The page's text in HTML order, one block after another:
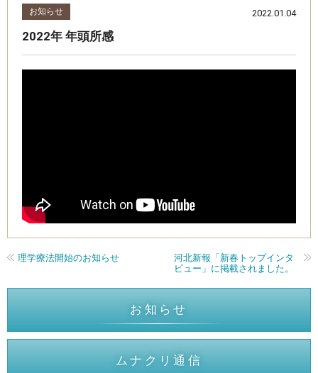
お知らせ
2022年 年頭所感
2022.01.04
理学療法開始のお知らせ
河北新報「新春トップインタ
ビュー」に掲載されました。
お知らせ
ムナクリ通信